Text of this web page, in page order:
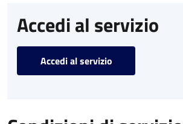
Accedi al servizio
Accedi al servizio